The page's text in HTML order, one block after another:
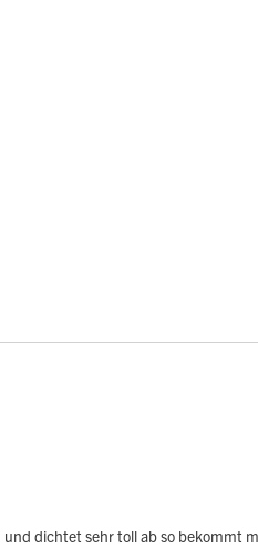
dichtet sehr toll ab so bekommt